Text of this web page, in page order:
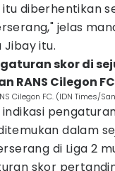
diberhentikan
jelas
Jibay itu.
skor di
RANS Cilegon FC
Cilegon FC. (IDN Times/
dalam
di Liga 2
skor